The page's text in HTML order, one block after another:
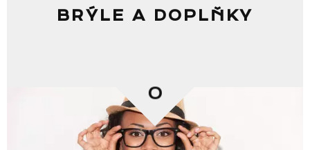
BRÝLE A DOPLŇKY
0